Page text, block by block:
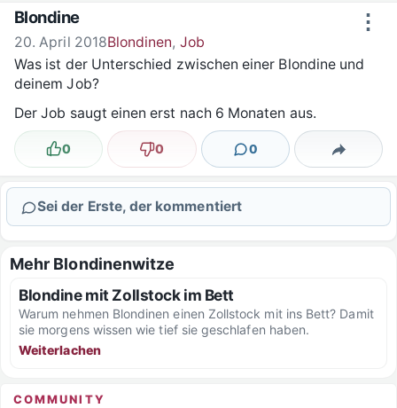
Zum Inhalt springen ⋮
Blondine
20. April 2018Blondinen, Job
Was ist der Unterschied zwischen einer Blondine und
deinem Job?
Der Job saugt einen erst nach 6 Monaten aus.
Lustig
0 Nicht lustig
0 0
Kommentare Teilen
Sei der Erste, der kommentiert
Mehr Blondinenwitze
Blondine mit Zollstock im Bett
Warum nehmen Blondinen einen Zollstock mit ins Bett? Damit
sie morgens wissen wie tief sie geschlafen haben.
Weiterlachen
COMMUNITY